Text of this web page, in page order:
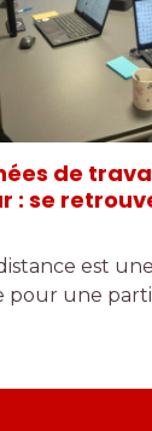
de
: se
est
pour une